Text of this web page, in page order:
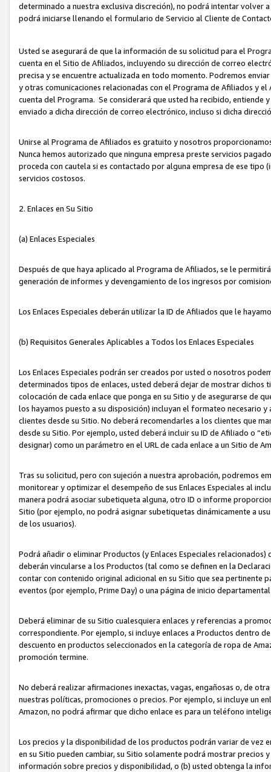
determinado a nuestra exclusiva discreción), no podrá intentar volver
podrá iniciarse llenando el formulario de Servicio al Cliente de
Usted se asegurará de que la información de su solicitud para el
cuenta en el Sitio de Afiliados, incluyendo su dirección de correo
precisa y se encuentre actualizada en todo momento. Podremos
y otras comunicaciones relacionadas con el Programa de Afiliados y
cuenta del Programa. Se considerará que usted ha recibido, entiende
enviado a dicha dirección de correo electrónico, incluso si dicha
Unirse al Programa de Afiliados es gratuito y nosotros
Nunca hemos autorizado que ninguna empresa preste servicios
proceda con cautela si es contactado por alguna empresa de ese
servicios costosos.
2. Enlaces en Su Sitio
(a) Enlaces Especiales
Después de que haya aplicado al Programa de Afiliados, se le
generación de informes y devengamiento de los ingresos por
Los Enlaces Especiales deberán utilizar la ID de Afiliados que le
(b) Requisitos Generales Aplicables a Todos los Enlaces Especiales
Los Enlaces Especiales podrán ser creados por usted o nosotros
determinados tipos de enlaces, usted deberá dejar de mostrar dichos
colocación de cada enlace que ponga en su Sitio y de asegurarse de
los hayamos puesto a su disposición) incluyan el formateo necesario
clientes desde su Sitio. No deberá recomendarles a los clientes que
desde su Sitio. Por ejemplo, usted deberá incluir su ID de Afiliado o
designar) como un parámetro en el URL de cada enlace a un Sitio de
Tras su solicitud, pero con sujeción a nuestra aprobación, podremos
monitorear y optimizar el desempeño de sus Enlaces Especiales al
manera podrá asociar subetiqueta alguna, otro ID o informe
Sitio (por ejemplo, no podrá asignar subetiquetas dinámicamente a
de los usuarios).
Podrá añadir o eliminar Productos (y Enlaces Especiales
deberán vincularse a los Productos (tal como se definen en la
contar con contenido original adicional en su Sitio que sea pertinente
eventos (por ejemplo, Prime Day) o una página de inicio
Deberá eliminar de su Sitio cualesquiera enlaces y referencias a
correspondiente. Por ejemplo, si incluye enlaces a Productos dentro
descuento en productos seleccionados en la categoría de ropa de
promoción termine.
No deberá realizar afirmaciones inexactas, vagas, engañosas o, de
nuestras políticas, promociones o precios. Por ejemplo, si incluye un
Amazon, no podrá afirmar que dicho enlace es para un teléfono
Los precios y la disponibilidad de los productos podrán variar de vez
en su Sitio pueden cambiar, su Sitio solamente podrá mostrar
información sobre precios y disponibilidad, o (b) usted obtenga la